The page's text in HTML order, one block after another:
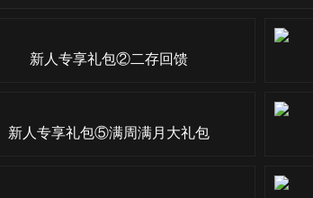
新人专享礼包②二存回馈
新人专享礼包⑤满周满月大礼包